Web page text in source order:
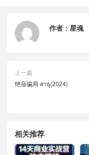
作者： 星魂
上一篇
绝庙骗局 สาธุ(2024)
相关推荐